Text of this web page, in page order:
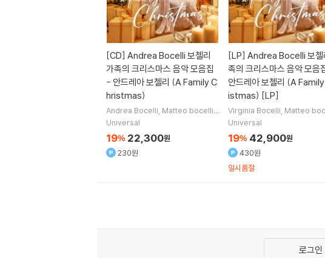
[CD] Andrea Bocelli 보첼리
가족의 크리스마스 음악 모음집
- 안드레아 보첼리 (A Family C
hristmas)
Andrea Bocelli Matteo bocelli
Virginia Bocelli
Universal
19% 22,300원
230원
[LP] Andrea Bocelli 보첼
족의 크리스마스 음악 모음
안드레아 보첼리 (A
istmas) [LP]
Virginia Bocelli Matteo
Andrea Bocelli
Universal
19% 42,900원
430원
일시품절
로그인